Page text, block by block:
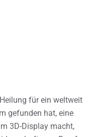
für ein weltweit
gefunden hat, eine
3D-Display macht,